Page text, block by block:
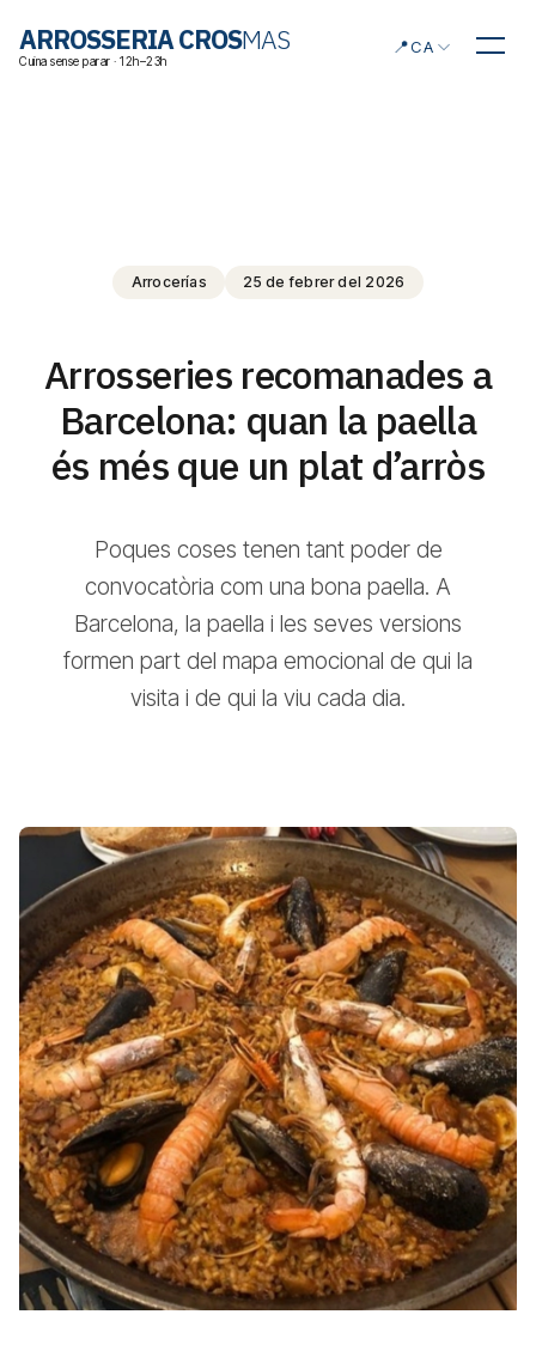
ARROSSERIA CROSMAS
Cuina sense parar · 12h–23h
Triar idioma
📍CA
Arrocerías 25 de febrer del 2026
Arrosseries recomanades a
Barcelona: quan la paella
és més que un plat d’arròs
Poques coses tenen tant poder de
convocatòria com una bona paella. A
Barcelona, la paella i les seves versions
formen part del mapa emocional de qui la
visita i de qui la viu cada dia.